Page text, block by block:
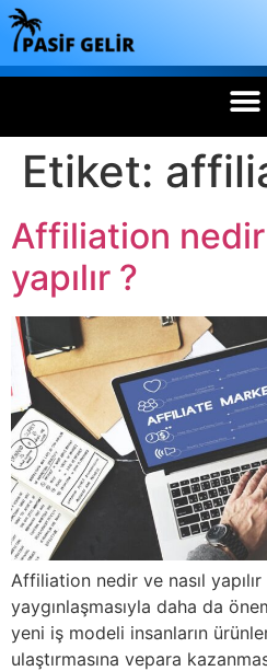
Etiket:
Affiliation nedir
yapılır ?
Affiliation nedir ve nasıl
yaygınlaşmasıyla daha da
yeni iş modeli insanların
ulaştırmasına vepara